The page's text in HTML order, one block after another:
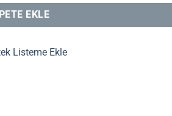
EKLE
Listeme Ekle